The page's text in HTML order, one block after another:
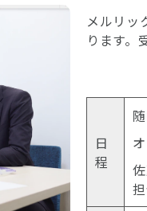
メルリッ
ります。
日
程